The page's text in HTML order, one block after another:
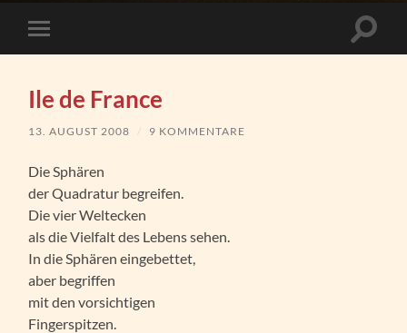
Mobile-
Menü
Ile de France
13. AUGUST 2008 / 9 KOMMENTARE
Die Sphären
der Quadratur begreifen.
Die vier Weltecken
als die Vielfalt des Lebens sehen.
In die Sphären eingebettet,
aber begriffen
mit den vorsichtigen
Fingerspitzen.